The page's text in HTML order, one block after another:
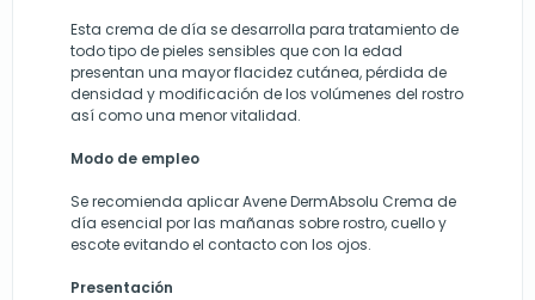
Esta crema de día se desarrolla para tratamiento de
todo tipo de pieles sensibles que con la edad
presentan una mayor flacidez cutánea, pérdida de
densidad y modificación de los volúmenes del rostro
así como una menor vitalidad.
Modo de empleo
Se recomienda aplicar Avene DermAbsolu Crema de
día esencial por las mañanas sobre rostro, cuello y
escote evitando el contacto con los ojos.
Presentación